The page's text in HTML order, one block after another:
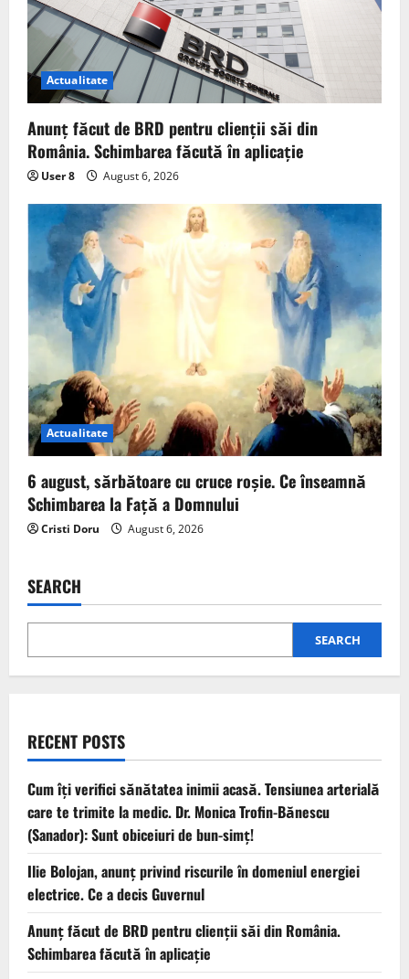
Actualitate
Anunț făcut de BRD pentru clienții săi din
România. Schimbarea făcută în aplicație
User 8 August 6, 2026
Actualitate
6 august, sărbătoare cu cruce roșie. Ce înseamnă
Schimbarea la Față a Domnului
Cristi Doru August 6, 2026
SEARCH
SEARCH
RECENT POSTS
Cum îți verifici sănătatea inimii acasă. Tensiunea arterială
care te trimite la medic. Dr. Monica Trofin-Bănescu
(Sanador): Sunt obiceiuri de bun-simț!
Ilie Bolojan, anunț privind riscurile în domeniul energiei
electrice. Ce a decis Guvernul
Anunț făcut de BRD pentru clienții săi din România.
Schimbarea făcută în aplicație